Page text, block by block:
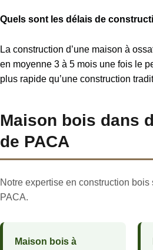
Quels sont les délais de
La construction d’une maison à
en moyenne 3 à 5 mois une fois le
plus rapide qu’une construction
Maison bois dans
de PACA
Notre expertise en construction bois
PACA.
Maison bois à